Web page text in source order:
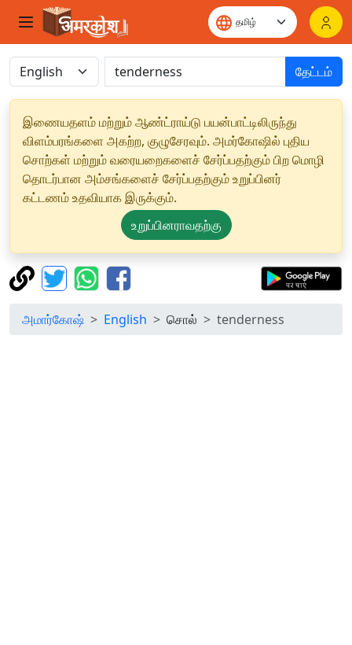
தேட்டம்
இணையதளம் மற்றும் ஆண்ட்ராய்டு பயன்பாட்டிலிருந்து
விளம்பரங்களை அகற்ற, குழுசேரவும். அமர்கோஷில் புதிய
சொற்கள் மற்றும் வரையறைகளைச் சேர்ப்பதற்கும் பிற மொழி
தொடர்பான அம்சங்களைச் சேர்ப்பதற்கும் உறுப்பினர்
கட்டணம் உதவியாக இருக்கும்.
உறுப்பினராவதற்கு
அமார்கோஷ் English சொல் tenderness